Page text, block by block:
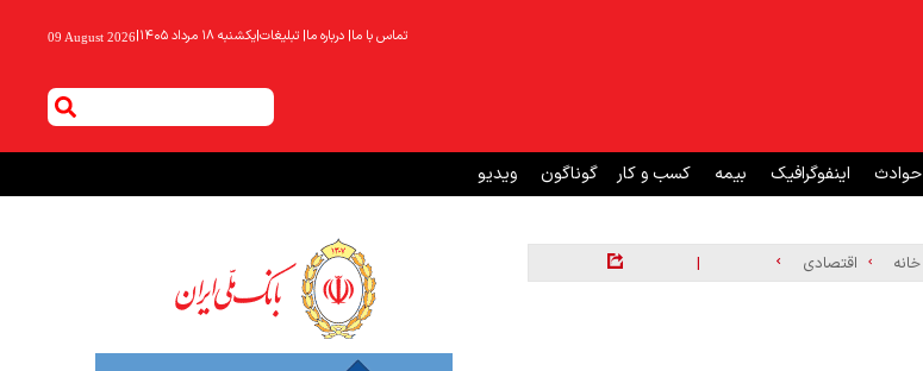
تماس با ما| درباره ما| تبلیغات|یکشنبه ۱۸ مرداد ۱۴۰۵ |
09 August 2026
حوادث اینفوگرافیک بیمه کسب و کار گوناگون ویدیو
خانه اقتصادی |